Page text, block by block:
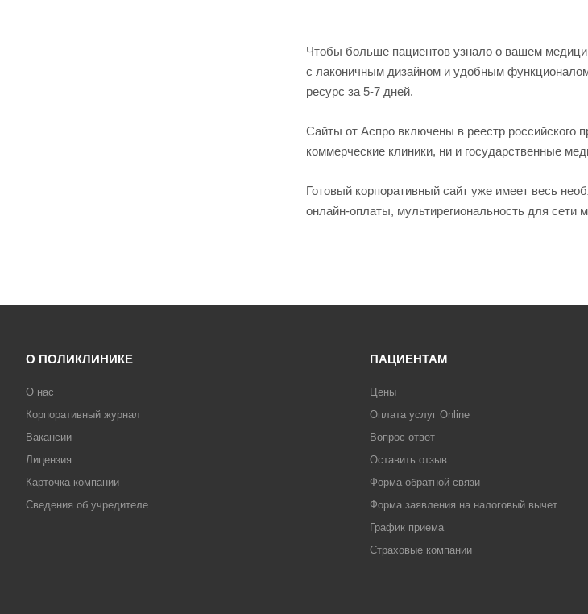
Чтобы больше пациентов узнало о вашем
с лаконичным дизайном и удобным
ресурс за 5-7 дней.
Сайты от Аспро включены в реестр российского
коммерческие клиники, ни и государственные
Готовый корпоративный сайт уже имеет весь
онлайн-оплаты, мультирегиональность для сети
О ПОЛИКЛИНИКЕ
О нас
Корпоративный журнал
Вакансии
Лицензия
Карточка компании
Сведения об учредителе
ПАЦИЕНТАМ
Цены
Оплата услуг Online
Вопрос-ответ
Оставить отзыв
Форма обратной связи
Форма заявления на налоговый вычет
График приема
Страховые компании